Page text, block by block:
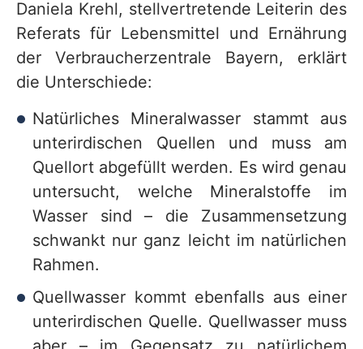
Daniela Krehl, stellvertretende Leiterin des
Referats für Lebensmittel und Ernährung
der Verbraucherzentrale Bayern, erklärt
die Unterschiede:
Natürliches Mineralwasser stammt aus
unterirdischen Quellen und muss am
Quellort abgefüllt werden. Es wird genau
untersucht, welche Mineralstoffe im
Wasser sind – die Zusammensetzung
schwankt nur ganz leicht im natürlichen
Rahmen.
Quellwasser kommt ebenfalls aus einer
unterirdischen Quelle. Quellwasser muss